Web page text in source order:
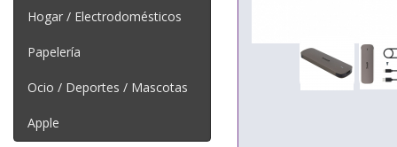
Hogar / Electrodomésticos
Papelería
Ocio / Deportes / Mascotas
Apple